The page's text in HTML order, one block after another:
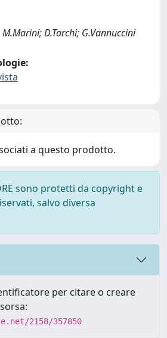
D.Tarchi; G.Vannuccini
a questo prodotto.
sono protetti da copyright e
salvo diversa
per citare o creare
2158/357850